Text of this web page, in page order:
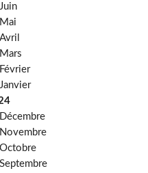
Juin
Mai
Avril
Mars
Février
Janvier
Décembre
Novembre
Octobre
Septembre